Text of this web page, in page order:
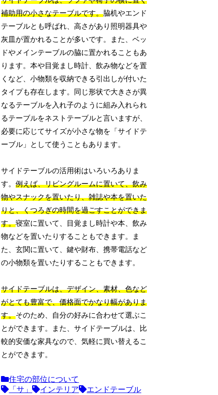
補助用の小さなテーブルです。脇机やエンド
テーブルとも呼ばれ、高さがあり照明器具や
灰皿が置かれることが多いです。また、ベッ
ドやメインテーブルの脇に置かれることもあ
ります。本や目覚まし時計、飲み物などを置
くなど、小物類を収納できる引出しが付いた
タイプも存在します。同じ形状で大きさが異
なるテーブルを入れ子のように組み入れられ
るテーブルをネストテーブルと言いますが、
必要に応じてサイズが小さな物を「サイドテ
ーブル」として使うこともあります。
サイドテーブルの活用術はいろいろありま
す。例えば、リビングルームに置いて、飲み
物やスナックを置いたり、雑誌や本を置いた
りと、くつろぎの時間を過ごすことができま
す。寝室に置いて、目覚まし時計や本、飲み
物などを置いたりすることもできます。ま
た、玄関に置いて、鍵や財布、携帯電話など
の小物類を置いたりすることもできます。
サイドテーブルは、デザイン、素材、色など
がとても豊富で、価格面でかなり幅がありま
す。そのため、自分の好みに合わせて選ぶこ
とができます。また、サイドテーブルは、比
較的安価な家具なので、気軽に買い替えるこ
とができます。
住宅の部位について
「サ」
インテリア
エンドテーブル